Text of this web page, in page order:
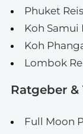
Phuket
Koh Samui
Koh
Lombok
Ratgeber &
Full Moon